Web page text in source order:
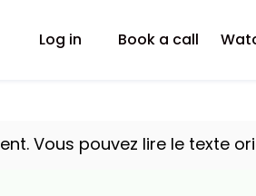
Log in Book a call
Vous pouvez lire le texte